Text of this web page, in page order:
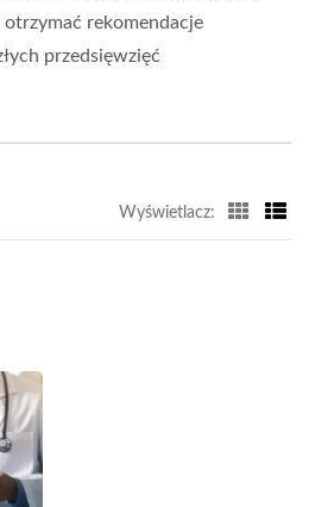
rekomendacje
przedsięwzięć
Wyświetlacz: